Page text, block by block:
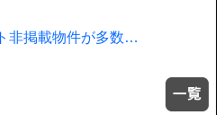
非掲載物件が多数…